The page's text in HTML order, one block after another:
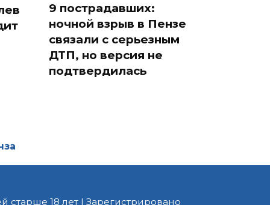
9 пострадавших:
ночной взрыв в Пензе
связали с серьезным
ДТП, но версия не
подтвердилась
18 лет | Зарегистрировано